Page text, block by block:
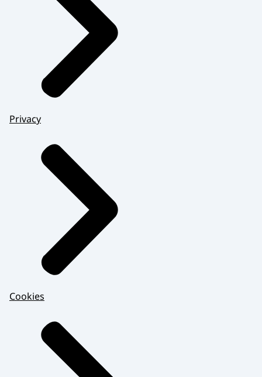
Privacy
Cookies